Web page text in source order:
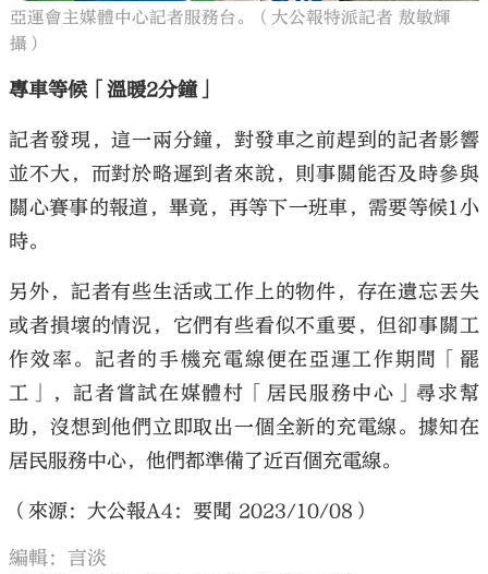
亞運會主媒體中心記者服務台。（大公報特派記者 敖敏輝
攝）
專車等候「溫暖2分鐘」
記者發現，這一兩分鐘，對發車之前趕到的記者影響
並不大，而對於略遲到者來說，則事關能否及時參與
關心賽事的報道，畢竟，再等下一班車，需要等候1小
時。
另外，記者有些生活或工作上的物件，存在遺忘丟失
或者損壞的情況，它們有些看似不重要，但卻事關工
作效率。記者的手機充電線便在亞運工作期間「罷
工」，記者嘗試在媒體村「居民服務中心」尋求幫
助，沒想到他們立即取出一個全新的充電線。據知在
居民服務中心，他們都準備了近百個充電線。
（來源：大公報A4：要聞 2023/10/08）
編輯：言淡